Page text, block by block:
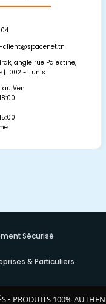
client@spacenet.tn
angle rue Palestine,
| 1002 - Tunis
au Ven
Sécurisé
& Particuliers
• PRODUITS 100%